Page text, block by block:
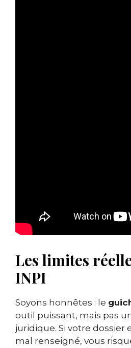
Les limites
INPI
Soyons honnêtes : le
outil puissant, mais pas
juridique. Si votre dossier
mal renseigné, vous